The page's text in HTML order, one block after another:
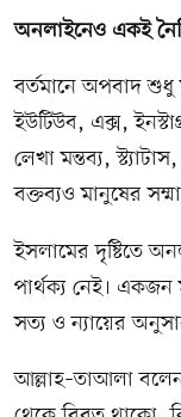
অনলাইনেও একই
বর্তমানে অপবাদ
ইউটিউব, এক্স,
লেখা মন্তব্য,
বক্তব্যও মানুষের
ইসলামের দৃষ্টিতে
পার্থক্য নেই। একজন
সত্য ও ন্যায়ের
আল্লাহ–তাআলা